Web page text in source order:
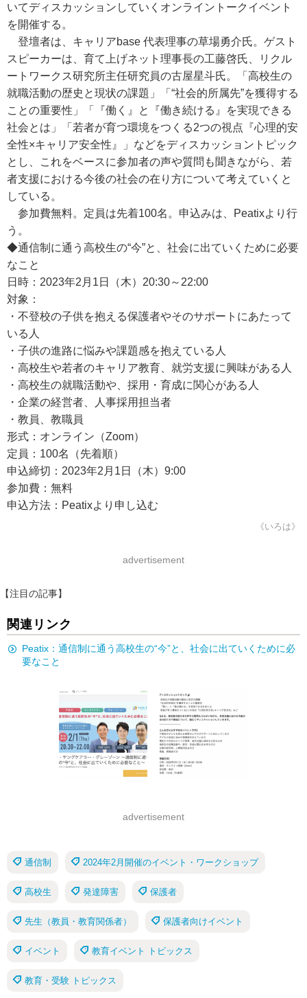
いてディスカッションしていくオンライントークイベント
を開催する。
登壇者は、キャリアbase 代表理事の草場勇介氏。ゲスト
スピーカーは、育て上げネット理事長の工藤啓氏、リクル
ートワークス研究所主任研究員の古屋星斗氏。「高校生の
就職活動の歴史と現状の課題」「“社会的所属先”を獲得する
ことの重要性」「『働く』と『働き続ける』を実現できる
社会とは」「若者が育つ環境をつくる2つの視点『心理的安
全性×キャリア安全性』」などをディスカッショントピック
とし、これをベースに参加者の声や質問も聞きながら、若
者支援における今後の社会の在り方について考えていくと
している。
参加費無料。定員は先着100名。申込みは、Peatixより行
う。
◆通信制に通う高校生の“今”と、社会に出ていくために必要
なこと
日時：2023年2月1日（木）20:30～22:00
対象：
・不登校の子供を抱える保護者やそのサポートにあたって
いる人
・子供の進路に悩みや課題感を抱えている人
・高校生や若者のキャリア教育、就労支援に興味がある人
・高校生の就職活動や、採用・育成に関心がある人
・企業の経営者、人事採用担当者
・教員、教職員
形式：オンライン（Zoom）
定員：100名（先着順）
申込締切：2023年2月1日（木）9:00
参加費：無料
申込方法：Peatixより申し込む
《いろは》
advertisement
【注目の記事】
関連リンク
Peatix：通信制に通う高校生の“今”と、社会に出ていくために必
要なこと
advertisement
通信制 2024年2月開催のイベント・ワークショップ
高校生 発達障害 保護者
先生（教員・教育関係者） 保護者向けイベント
イベント 教育イベント トピックス
教育・受験 トピックス